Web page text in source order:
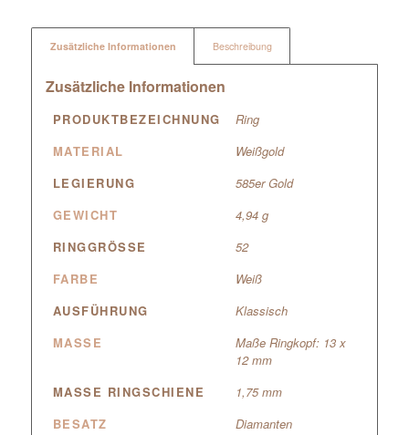
Zusätzliche Informationen Beschreibung
Zusätzliche Informationen
PRODUKTBEZEICHNUNG
Ring
MATERIAL
Weißgold
LEGIERUNG
585er Gold
GEWICHT
4,94 g
RINGGRÖSSE
52
FARBE
Weiß
AUSFÜHRUNG
Klassisch
MASSE
Maße Ringkopf: 13 x
12 mm
MASSE RINGSCHIENE
1,75 mm
BESATZ
Diamanten